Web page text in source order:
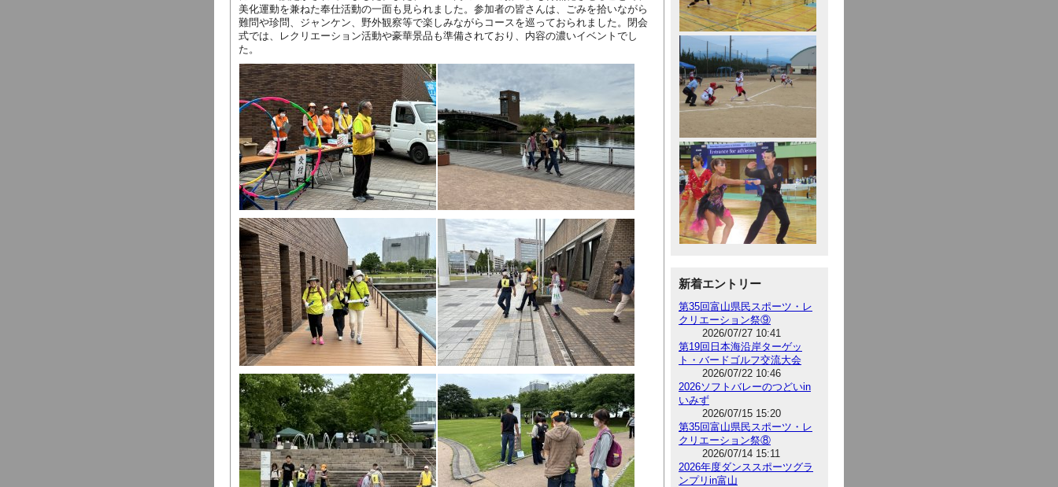
美化運動を兼ねた奉仕活動の一面も見られました。参加者の皆さんは、ごみを拾いながら
難問や珍問、ジャンケン、野外観察等で楽しみながらコースを巡っておられました。閉会
式では、レクリエーション活動や豪華景品も準備されており、内容の濃いイベントでし
た。
新着エントリー
第35回富山県民スポーツ・レ
クリエーション祭⑨
2026/07/27 10:41
第19回日本海沿岸ターゲッ
ト・バードゴルフ交流大会
2026/07/22 10:46
2026ソフトバレーのつどいin
いみず
2026/07/15 15:20
第35回富山県民スポーツ・レ
クリエーション祭⑧
2026/07/14 15:11
2026年度ダンススポーツグラ
ンプリin富山